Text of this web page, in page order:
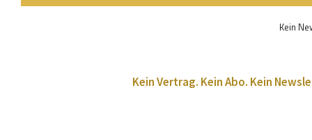
Kein
Kein Vertrag. Kein Abo. Kein